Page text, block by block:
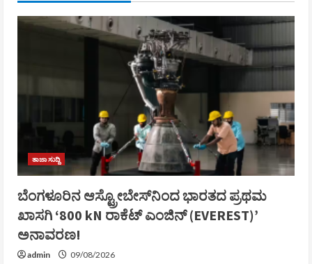
ತಾಜಾ ಸುದ್ದಿ
ಬೆಂಗಳೂರಿನ ಆಸ್ಟ್ರೋಬೇಸ್‌ನಿಂದ ಭಾರತದ ಪ್ರಥಮ
ಖಾಸಗಿ ‘800 kN ರಾಕೆಟ್ ಎಂಜಿನ್ (EVEREST)’
ಅನಾವರಣ!
admin 09/08/2026